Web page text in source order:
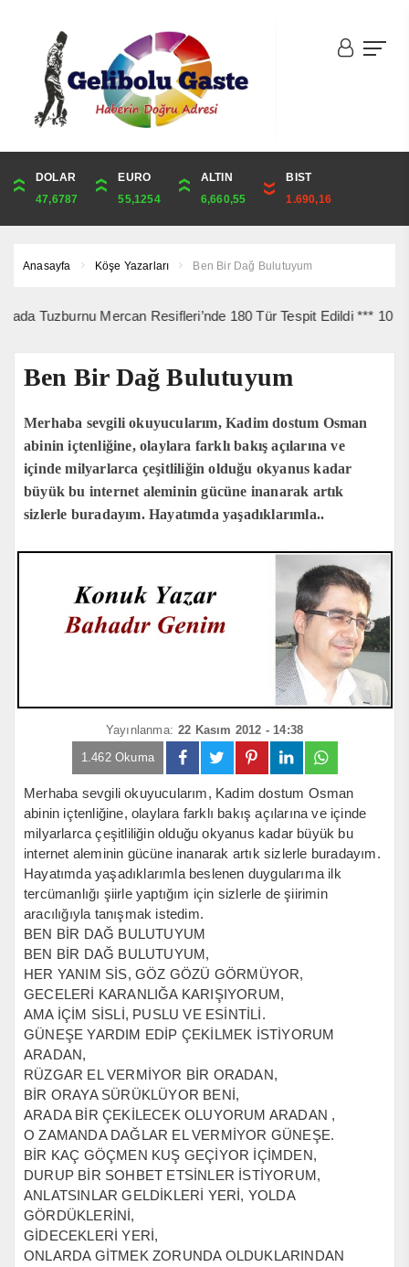
DOLAR
47,6787
EURO
55,1254
ALTIN
6,660,55
BIST
1.690,16
ONS
4,341,81
ALTIN
6,660,55
ÇEYREK
10,889,99
CUMHURİYET
44,750,00
Anasayfa Köşe Yazarları Ben Bir Dağ Bulutuyum
Mercan Resifleri’nde 180 Tür Tespit Edildi *** 10
Ben Bir Dağ Bulutuyum
Merhaba sevgili okuyucularım, Kadim dostum Osman
abinin içtenliğine, olaylara farklı bakış açılarına ve
içinde milyarlarca çeşitliliğin olduğu okyanus kadar
büyük bu internet aleminin gücüne inanarak artık
sizlerle buradayım. Hayatımda yaşadıklarımla..
Yayınlanma: 22 Kasım 2012 - 14:38
1.462 Okuma
Merhaba sevgili okuyucularım, Kadim dostum Osman
abinin içtenliğine, olaylara farklı bakış açılarına ve içinde
milyarlarca çeşitliliğin olduğu okyanus kadar büyük bu
internet aleminin gücüne inanarak artık sizlerle buradayım.
Hayatımda yaşadıklarımla beslenen duygularıma ilk
tercümanlığı şiirle yaptığım için sizlerle de şiirimin
aracılığıyla tanışmak istedim.
BEN BİR DAĞ BULUTUYUM
BEN BİR DAĞ BULUTUYUM,
HER YANIM SİS, GÖZ GÖZÜ GÖRMÜYOR,
GECELERİ KARANLIĞA KARIŞIYORUM,
AMA İÇİM SİSLİ, PUSLU VE ESİNTİLİ.
GÜNEŞE YARDIM EDİP ÇEKİLMEK İSTİYORUM
ARADAN,
RÜZGAR EL VERMİYOR BİR ORADAN,
BİR ORAYA SÜRÜKLÜYOR BENİ,
ARADA BİR ÇEKİLECEK OLUYORUM ARADAN ,
O ZAMANDA DAĞLAR EL VERMİYOR GÜNEŞE.
BİR KAÇ GÖÇMEN KUŞ GEÇİYOR İÇİMDEN,
DURUP BİR SOHBET ETSİNLER İSTİYORUM,
ANLATSINLAR GELDİKLERİ YERİ, YOLDA
GÖRDÜKLERİNİ,
GİDECEKLERİ YERİ,
ONLARDA GİTMEK ZORUNDA OLDUKLARINDAN